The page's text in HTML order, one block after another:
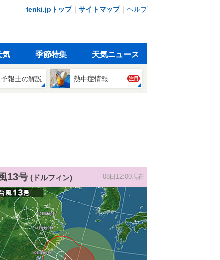
tenki.jpトップ｜ サイトマップ｜ ヘルプ
気 季節特集 天気ニュース
報士の解説 熱中症情報 注目
13号 (ドルフィン) 08日12:00現在